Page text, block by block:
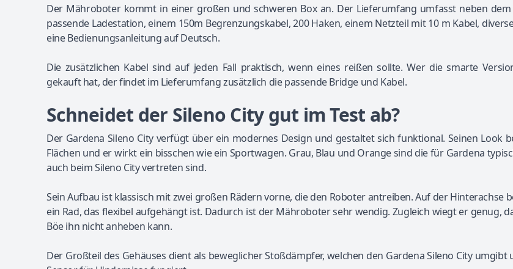
Der Mähroboter kommt in einer großen und schweren Box an. Der Lieferumfang umfasst neben
passende Ladestation, einem 150m Begrenzungskabel, 200 Haken, einem Netzteil mit 10 m Kabel,
eine Bedienungsanleitung auf Deutsch.
Die zusätzlichen Kabel sind auf jeden Fall praktisch, wenn eines reißen sollte. Wer die smarte
gekauft hat, der findet im Lieferumfang zusätzlich die passende Bridge und Kabel.
Schneidet der Sileno City gut im Test ab?
Der Gardena Sileno City verfügt über ein modernes Design und gestaltet sich funktional. Seinen Look
Flächen und er wirkt ein bisschen wie ein Sportwagen. Grau, Blau und Orange sind die für Gardena
auch beim Sileno City vertreten sind.
Sein Aufbau ist klassisch mit zwei großen Rädern vorne, die den Roboter antreiben. Auf der Hinterachse
ein Rad, das flexibel aufgehängt ist. Dadurch ist der Mähroboter sehr wendig. Zugleich wiegt er genug,
Böe ihn nicht anheben kann.
Der Großteil des Gehäuses dient als beweglicher Stoßdämpfer, welchen den Gardena Sileno City umgibt